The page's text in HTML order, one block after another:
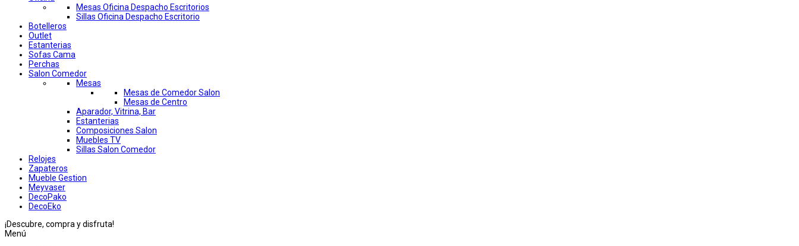
Mesas Oficina Despacho Escritorios
Sillas Oficina Despacho Escritorio
Botelleros
Outlet
Estanterias
Sofas Cama
Perchas
Salon Comedor
Mesas
Mesas de Comedor Salon
Mesas de Centro
Aparador, Vitrina, Bar
Estanterias
Composiciones Salon
Muebles TV
Sillas Salon Comedor
Relojes
Zapateros
Mueble Gestion
Meyvaser
DecoPako
DecoEko
¡Descubre, compra y disfruta!
Menú